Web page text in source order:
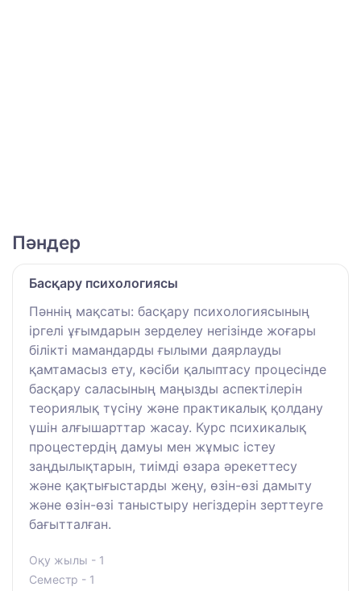
Пәндер
Басқару психологиясы
Пәннің мақсаты: басқару психологиясының
іргелі ұғымдарын зерделеу негізінде жоғары
білікті мамандарды ғылыми даярлауды
қамтамасыз ету, кәсіби қалыптасу процесінде
басқару саласының маңызды аспектілерін
теориялық түсіну және практикалық қолдану
үшін алғышарттар жасау. Курс психикалық
процестердің дамуы мен жұмыс істеу
заңдылықтарын, тиімді өзара әрекеттесу
және қақтығыстарды жеңу, өзін-өзі дамыту
және өзін-өзі таныстыру негіздерін зерттеуге
бағытталған.
Оқу жылы - 1
Семестр - 1